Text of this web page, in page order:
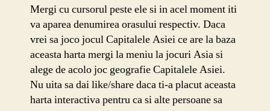
Mergi cu cursorul peste ele si in acel moment iti
va aparea denumirea orasului respectiv. Daca
vrei sa joco jocul Capitalele Asiei ce are la baza
aceasta harta mergi la meniu la jocuri Asia si
alege de acolo joc geografie Capitalele Asiei.
Nu uita sa dai like/share daca ti-a placut aceasta
harta interactiva pentru ca si alte persoane sa